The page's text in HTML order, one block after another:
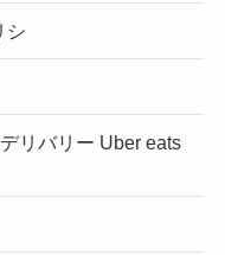
シ
リバリー Uber eats